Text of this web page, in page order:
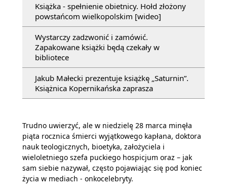
Książka - spełnienie obietnicy. Hołd złożony
powstańcom wielkopolskim [wideo]
Wystarczy zadzwonić i zamówić.
Zapakowane książki będą czekały w
bibliotece
Jakub Małecki prezentuje książkę „Saturnin”.
Książnica Kopernikańska zaprasza
Trudno uwierzyć, ale w niedzielę 28 marca minęła
piąta rocznica śmierci wyjątkowego kapłana, doktora
nauk teologicznych, bioetyka, założyciela i
wieloletniego szefa puckiego hospicjum oraz – jak
sam siebie nazywał, często pojawiając się pod koniec
życia w mediach - onkocelebryty.